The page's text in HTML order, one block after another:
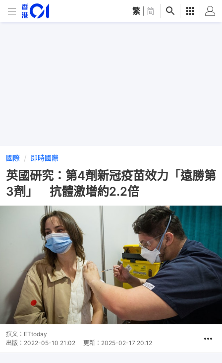
繁 简
國際 即時國際
英國研究：第4劑新冠疫苗效力「遠勝第
3劑」 抗體激增約2.2倍
撰文： ETtoday
出版： 2022-05-10 21:02 更新： 2025-02-17 20:12